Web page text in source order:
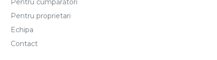
Pentru cumpărători
Pentru proprietari
Echipa
Contact